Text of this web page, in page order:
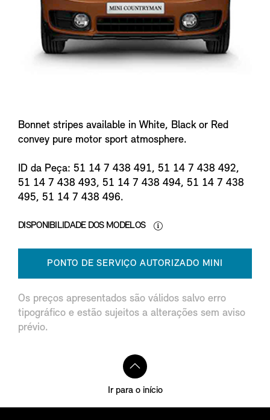
Bonnet stripes available in White, Black or Red
convey pure motor sport atmosphere.
ID da Peça: 51 14 7 438 491, 51 14 7 438 492,
51 14 7 438 493, 51 14 7 438 494, 51 14 7 438
495, 51 14 7 438 496.
DISPONIBILIDADE DOS MODELOS
PONTO DE SERVIÇO AUTORIZADO MINI
Os preços apresentados são válidos salvo erro
tipográfico e estão sujeitos a alterações sem aviso
prévio.
Ir para o início